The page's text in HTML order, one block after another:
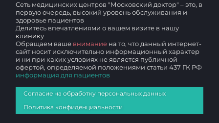
Сеть медицинских центров "Московский доктор" – это, в
первую очередь, высокий уровень обслуживания и
здоровье пациентов
Делитесь впечатлениями о вашем визите в нашу
клинику
Обращаем ваше внимание на то, что данный интернет-
сайт носит исключительно информационный характер
и ни при каких условиях не является публичной
офертой, определяемой положениями статьи 437 ГК РФ
информация для пациентов
Согласие на обработку персональных данных
Политика конфиденциальности